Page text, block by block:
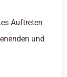
Auftreten
und